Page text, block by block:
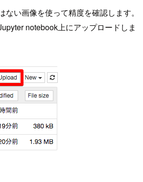
ない画像を使って精度を確認します。
notebook上にアップロードしま